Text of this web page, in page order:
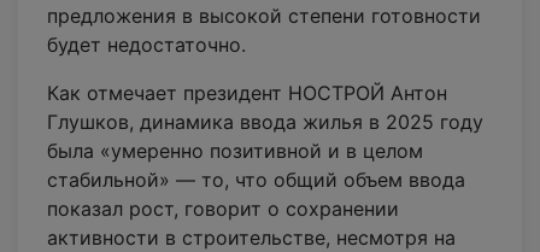
предложения в высокой степени готовности
будет недостаточно.
Как отмечает президент НОСТРОЙ Антон
Глушков, динамика ввода жилья в 2025 году
была «умеренно позитивной и в целом
стабильной» — то, что общий объем ввода
показал рост, говорит о сохранении
активности в строительстве, несмотря на